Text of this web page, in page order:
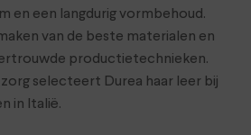
en een langdurig vormbehoud.
van de beste materialen en
productietechnieken.
selecteert Durea haar leer bij
in Italië.